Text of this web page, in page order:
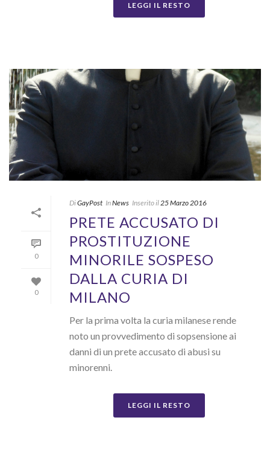
LEGGI IL RESTO
0
0
DiGayPost InNews Inserito il 25 Marzo 2016
PRETE ACCUSATO DI
PROSTITUZIONE
MINORILE SOSPESO
DALLA CURIA DI
MILANO
Per la prima volta la curia milanese rende
noto un provvedimento di sopsensione ai
danni di un prete accusato di abusi su
minorenni.
LEGGI IL RESTO